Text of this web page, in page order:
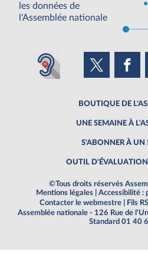
les données de
l'Assemblée nationale
BOUTIQUE DE
UNE SEMAINE À
S'ABONNER À UN
OUTIL
©Tous droits réservés
Mentions légales
Accessibilité :
Contacter le webmestre
Fils
Assemblée nationale - 126 Rue de
Standard 01 40